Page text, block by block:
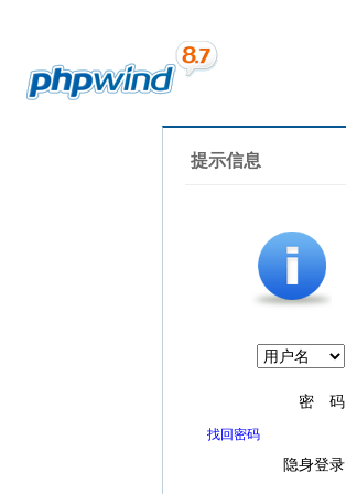
提示信息
密 码
找回密码
隐身登录